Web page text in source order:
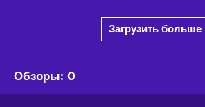
Загрузить больше
Обзоры: 0